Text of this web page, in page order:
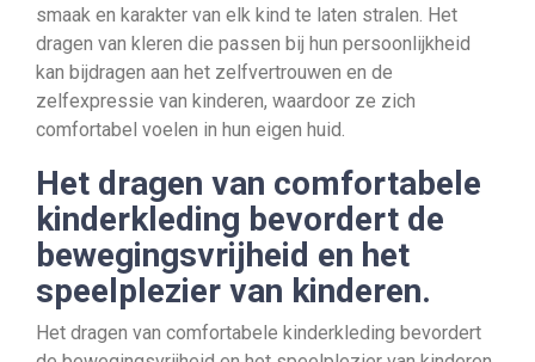
smaak en karakter van elk kind te laten stralen. Het
dragen van kleren die passen bij hun persoonlijkheid
kan bijdragen aan het zelfvertrouwen en de
zelfexpressie van kinderen, waardoor ze zich
comfortabel voelen in hun eigen huid.
Het dragen van comfortabele
kinderkleding bevordert de
bewegingsvrijheid en het
speelplezier van kinderen.
Het dragen van comfortabele kinderkleding bevordert